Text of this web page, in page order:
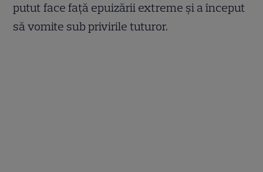
putut face față epuizării extreme și a început
să vomite sub privirile tuturor.